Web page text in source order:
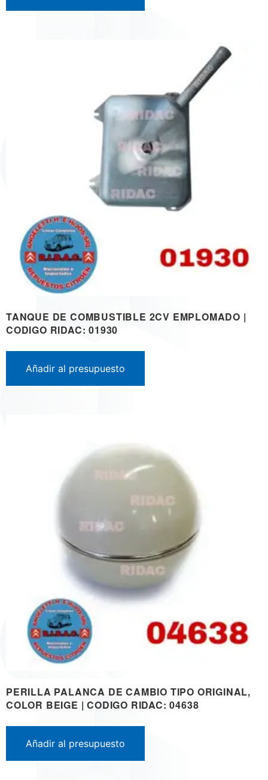
TANQUE DE COMBUSTIBLE 2CV EMPLOMADO |
CODIGO RIDAC: 01930
Añadir al presupuesto
PERILLA PALANCA DE CAMBIO TIPO ORIGINAL,
COLOR BEIGE | CODIGO RIDAC: 04638
Añadir al presupuesto